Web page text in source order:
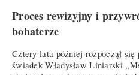
Proces rewizyjny i
bohaterze
Cztery lata później rozpoczął
świadek Władysław Liniarski